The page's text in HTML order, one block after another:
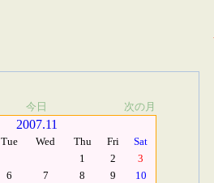
今日 次の月
2007.11
Tue Wed Thu Fri
Sat
1
2
3
6 7 8 9
10